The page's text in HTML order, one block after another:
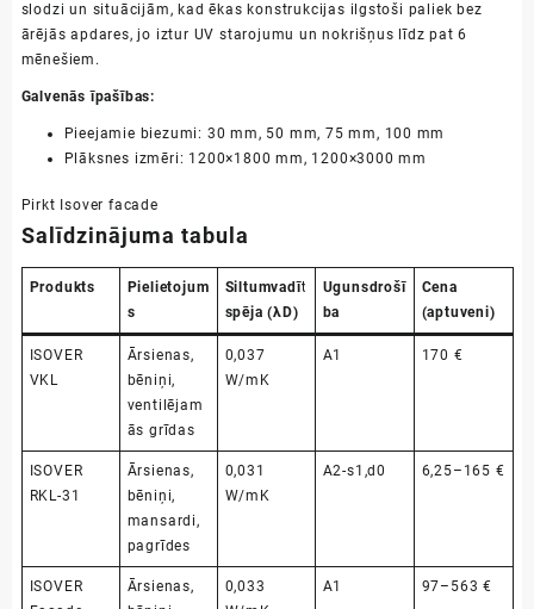
slodzi un situācijām, kad ēkas konstrukcijas ilgstoši paliek bez
ārējās apdares, jo iztur UV starojumu un nokrišņus līdz pat 6
mēnešiem.
Galvenās īpašības:
Pieejamie biezumi: 30 mm, 50 mm, 75 mm, 100 mm
Plāksnes izmēri: 1200×1800 mm, 1200×3000 mm
Pirkt Isover facade
Salīdzinājuma tabula
Produkts
Pielietojum
s
Siltumvadīt
spēja (λD)
Ugunsdrošī
ba
Cena
(aptuveni)
ISOVER
VKL
Ārsienas,
bēniņi,
ventilējam
ās grīdas
0,037
W/mK
A1 170 €
ISOVER
RKL-31
Ārsienas,
bēniņi,
mansardi,
pagrīdes
0,031
W/mK
A2-s1,d0 6,25–165 €
ISOVER
Ārsienas,
0,033
A1 97–563 €